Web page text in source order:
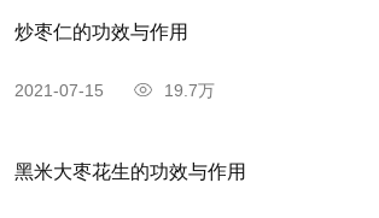
炒枣仁的功效与作用
2021-07-15 19.7万
黑米大枣花生的功效与作用